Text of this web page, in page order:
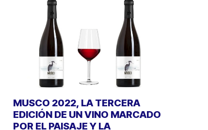
MUSCO 2022, LA TERCERA
EDICIÓN DE UN VINO MARCADO
POR EL PAISAJE Y LA